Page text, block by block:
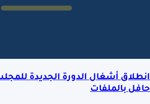
انطلاق أشغال الدورة الجديدة
حافل بالملفات